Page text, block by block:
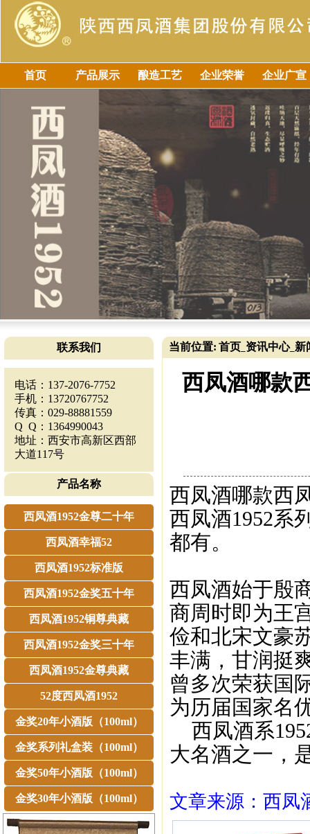
首页 产品展示 酿造工艺 企业荣誉 企业广宣
联系我们
电话：137-2076-7752
手机：13720767752
传真：029-88881559
Q Q：1364990043
地址：西安市高新区西部
大道117号
产品名称
西凤酒1952金尊二十年
西凤酒幸福52
西凤酒1952标准版
西凤酒1952金奖五十年
西凤酒1952铜尊典藏
西凤酒1952金奖三十年
西凤酒1952金尊典藏
52度西凤酒1952
金奖20年小酒版（100ml）
金奖系列礼盒装（100ml）
金奖50年小酒版（100ml）
金奖30年小酒版（100ml）
当前位置: 首页 资讯中心_ 新
西凤酒哪款
西凤酒哪款西
西凤酒1952系
都有。
西凤酒始于殷
商周时即为王
俭和北宋文豪
丰满，甘润挺
曾多次荣获国
为历届国家名
西凤酒系
大名酒之一，
文章来源：西凤